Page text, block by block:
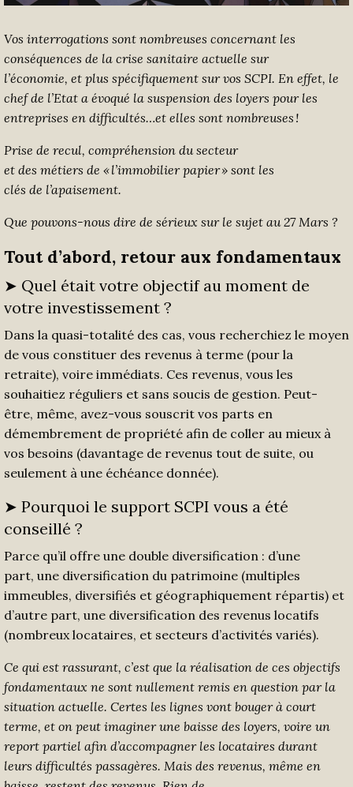
Vos interrogations sont nombreuses concernant les
conséquences de la crise sanitaire actuelle sur
l’économie, et plus spécifiquement sur vos SCPI. En effet, le
chef de l’Etat a évoqué la suspension des loyers pour les
entreprises en difficultés…et elles sont nombreuses !
Prise de recul, compréhension dusecteur
et des métiers de «l’immobilierpapier» sont les
clés de l’apaisement.
Que pouvons-nous dire de sérieux sur le sujet au 27 Mars ?
Tout d’abord, retour aux fondamentaux
➤ Quel était votre objectif au moment de
votre investissement ?
Dans la quasi-totalité des cas, vous recherchiez le moyen
de vous constituer des revenus à terme (pour la
retraite), voire immédiats. Ces revenus, vous les
souhaitiez réguliers et sans soucis de gestion. Peut-
être, même, avez-vous souscrit vos parts en
démembrement de propriété afin de coller au mieux à
vos besoins (davantage de revenus tout de suite, ou
seulement à une échéance donnée).
➤ Pourquoi le support SCPI vous a été
conseillé ?
Parce qu’il offre une double diversification : d’une
part, une diversification du patrimoine (multiples
immeubles, diversifiés et géographiquement répartis) et
d’autre part, une diversification des revenus locatifs
(nombreux locataires, et secteurs d’activités variés).
Ce qui est rassurant, c’est que la réalisation de ces objectifs
fondamentaux ne sont nullement remis en question par la
situation actuelle. Certes les lignes vont bougerà court
terme, et on peut imaginer une baisse des loyers, voire un
report partiel afin d’accompagner les locataires durant
leurs difficultés passagères. Mais des revenus, même en